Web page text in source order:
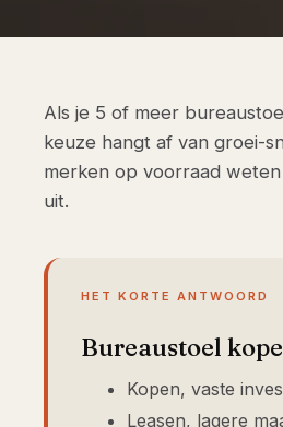
Als je 5 of meer
keuze hangt af van groei-
merken op voorraad
uit.
HET KORTE ANTWOORD
Bureaustoel
Kopen, vaste
Leasen, lagere